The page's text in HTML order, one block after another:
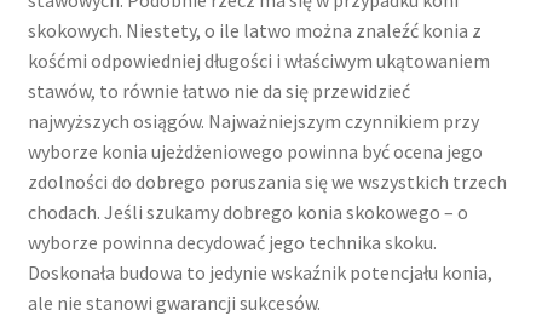
skokowych. Niestety, o ile latwo można znaleźć konia z
kośćmi odpowiedniej długości i właściwym ukątowaniem
stawów, to równie łatwo nie da się przewidzieć
najwyższych osiągów. Najważniejszym czynnikiem przy
wyborze konia ujeżdżeniowego powinna być ocena jego
zdolności do dobrego poruszania się we wszystkich trzech
chodach. Jeśli szukamy dobrego konia skokowego – o
wyborze powinna decydować jego technika skoku.
Doskonała budowa to jedynie wskaźnik potencjału konia,
ale nie stanowi gwarancji sukcesów.